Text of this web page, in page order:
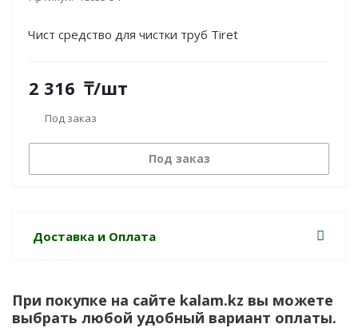
Чист средство для чистки труб Tiret
2 316 ₸/шт
Под заказ
Под заказ
Доставка и Оплата
При покупке на сайте kalam.kz вы можете
выбрать любой удобный вариант оплаты.